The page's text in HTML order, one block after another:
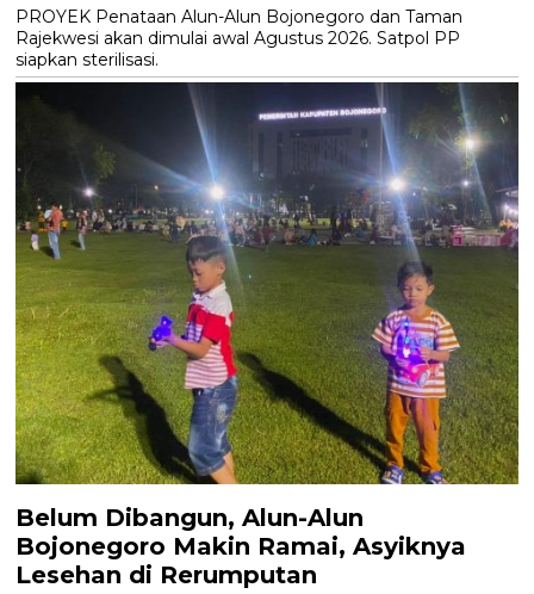
PROYEK Penataan Alun-Alun Bojonegoro dan Taman
Rajekwesi akan dimulai awal Agustus 2026. Satpol PP
siapkan sterilisasi.
Belum Dibangun, Alun-Alun
Bojonegoro Makin Ramai, Asyiknya
Lesehan di Rerumputan